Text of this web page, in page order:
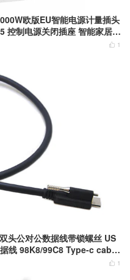
欧版EU智能电源计量插头
控制电源关闭插座 智能家居设
 1
公对公数据线带锁螺丝 US
线 98K8/99C8 Type-c cable
 1